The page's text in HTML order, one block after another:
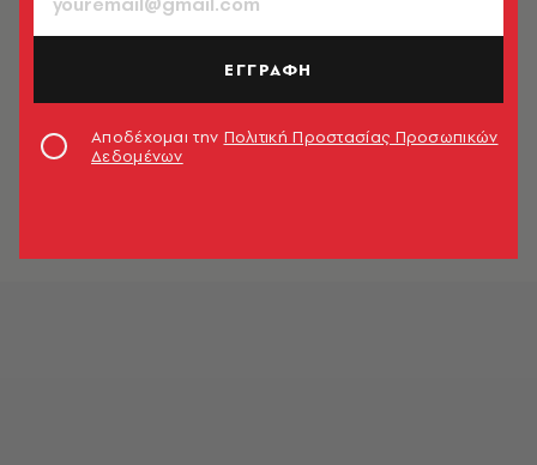
ΕΓΓΡΑΦΗ
Αποδέχομαι την Πολιτική Προστασίας Προσωπικών
Δεδομένων